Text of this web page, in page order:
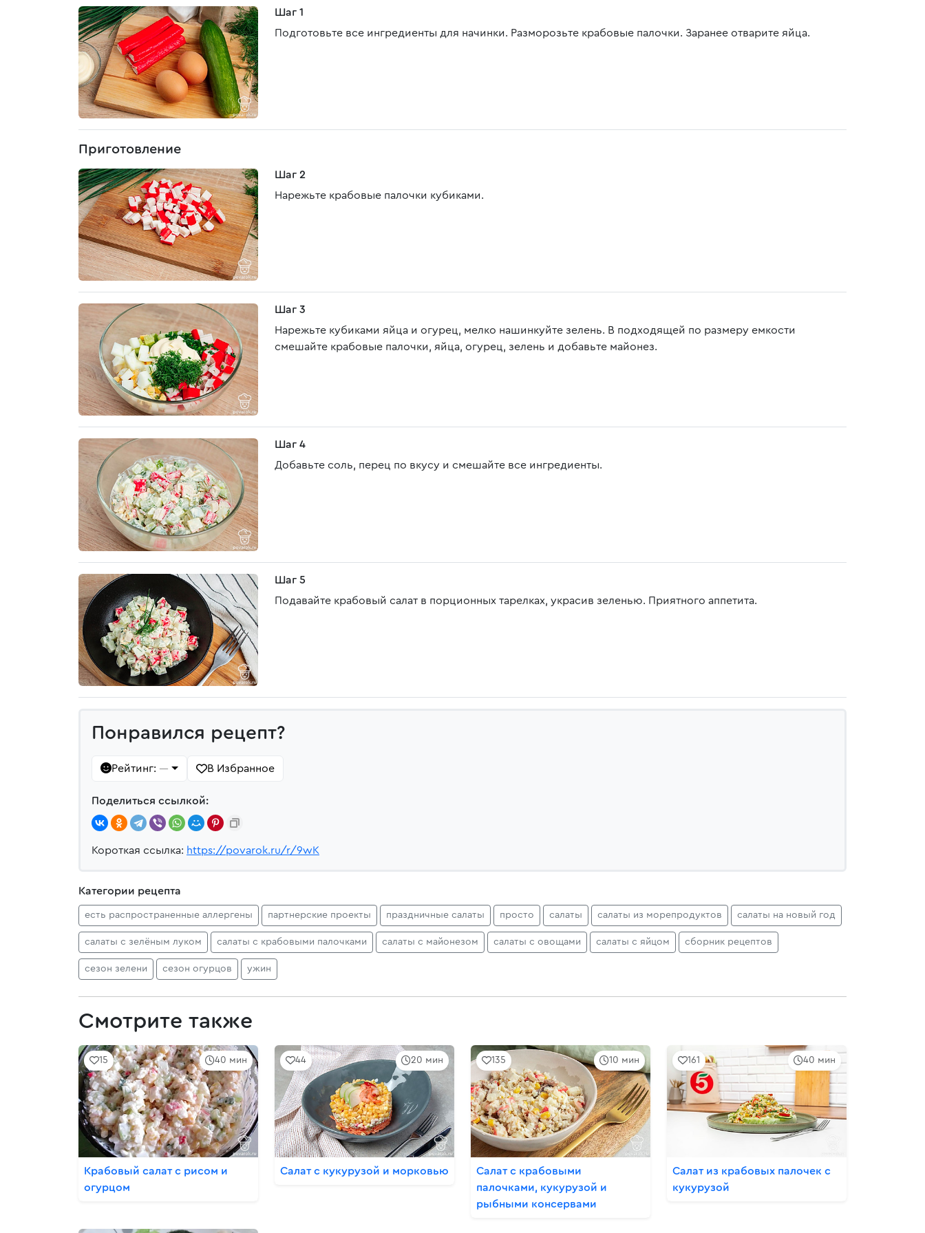
Шаг 1
Подготовьте все ингредиенты для начинки. Разморозьте крабовые палочки. Заранее отварите яйца.
Приготовление
Шаг 2
Нарежьте крабовые палочки кубиками.
Шаг 3
Нарежьте кубиками яйца и огурец, мелко нашинкуйте зелень. В подходящей по размеру емкости
смешайте крабовые палочки, яйца, огурец, зелень и добавьте майонез.
Шаг 4
Добавьте соль, перец по вкусу и смешайте все ингредиенты.
Шаг 5
Подавайте крабовый салат в порционных тарелках, украсив зеленью. Приятного аппетита.
Понравился рецепт?
Рейтинг: — В Избранное
Поделиться ссылкой:
Короткая ссылка: https://povarok.ru/r/9wK
Категории рецепта
есть распространенные аллергены партнерские проекты праздничные салаты просто салаты салаты из морепродуктов салаты на новый год
салаты с зелёным луком салаты с крабовыми палочками салаты с майонезом салаты с овощами салаты с яйцом сборник рецептов
сезон зелени сезон огурцов ужин
Смотрите также
40 мин
15
Крабовый салат с рисом и
огурцом
20 мин
44
Салат с кукурузой и морковью
10 мин
135
Салат с крабовыми
палочками, кукурузой и
рыбными консервами
40 мин
161
Салат из крабовых палочек с
кукурузой